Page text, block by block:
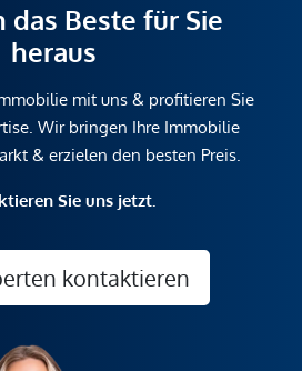
das Beste für Sie
heraus
mit uns & profitieren Sie
Wir bringen Ihre Immobilie
& erzielen den besten Preis.
Sie uns jetzt.
kontaktieren